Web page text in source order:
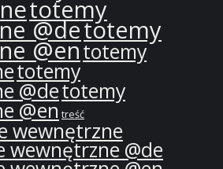
totemy
@detotemy
@entotemy
totemy
@detotemy
@entreść
wewnętrzne
wewnętrzne @de